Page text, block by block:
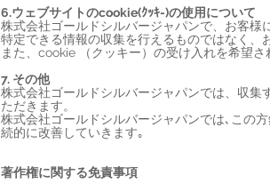
6.ウェブサイトのcookie(ｸｯｷ-)の使用について
株式会社ゴールドシルバージャパンで、お客
特定できる情報の収集を行えるものではなく、
また、cookie （クッキー）の受け入れを希望
7. その他
株式会社ゴールドシルバージャパンでは、収
ただきます。
株式会社ゴールドシルバージャパンでは､この
続的に改善していきます｡
著作権に関する免責事項